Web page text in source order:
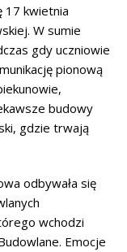
17 kwietnia
W sumie
gdy uczniowie
pionową
budowy
gdzie trwają
odbywała się
wchodzi
Emocje